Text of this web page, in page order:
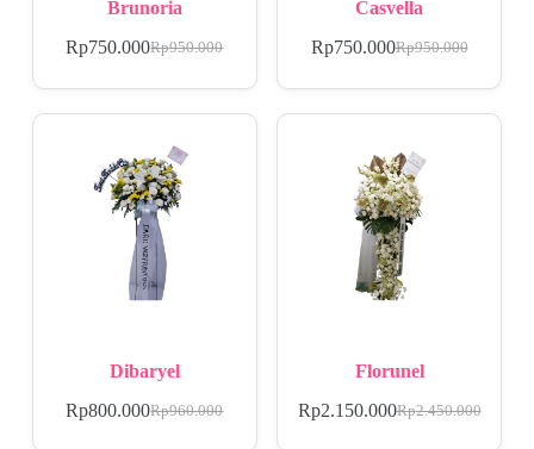
Brunoria
Rp950.000
Rp750.000
Casvella
Rp950.000
Rp750.000
Dibaryel
Rp960.000
Rp800.000
Florunel
Rp2.450.000
Rp2.150.000